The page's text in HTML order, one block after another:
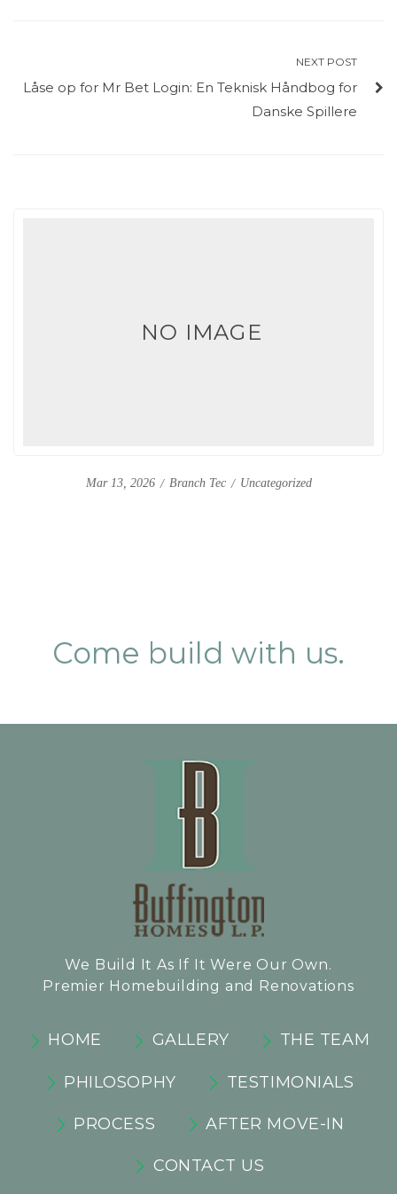
NEXT POST
Låse op for Mr Bet Login: En Teknisk Håndbog for
Danske Spillere
NO IMAGE
Mar 13, 2026 Branch Tec Uncategorized
Come build with us.
We Build It As If It Were Our Own.
Premier Homebuilding and Renovations
HOME GALLERY THE TEAM
PHILOSOPHY TESTIMONIALS
PROCESS AFTER MOVE-IN
CONTACT US